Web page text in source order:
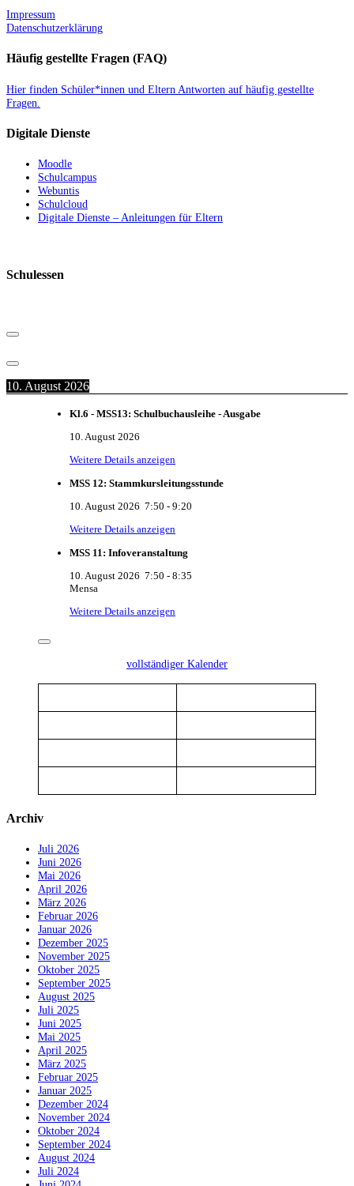
Impressum
Datenschutzerklärung
Häufig gestellte Fragen (FAQ)
Hier finden Schüler*innen und Eltern Antworten auf häufig gestellte
Fragen.
Digitale Dienste
Moodle
Schulcampus
Webuntis
Schulcloud
Digitale Dienste – Anleitungen für Eltern
Schulessen
10. August 2026
Kl.6 - MSS13: Schulbuchausleihe - Ausgabe
10. August 2026
Weitere Details anzeigen
MSS 12: Stammkursleitungsstunde
10. August 2026 7:50 - 9:20
Weitere Details anzeigen
MSS 11: Infoveranstaltung
10. August 2026 7:50 - 8:35
Mensa
Weitere Details anzeigen
vollständiger Kalender
Archiv
Juli 2026
Juni 2026
Mai 2026
April 2026
März 2026
Februar 2026
Januar 2026
Dezember 2025
November 2025
Oktober 2025
September 2025
August 2025
Juli 2025
Juni 2025
Mai 2025
April 2025
März 2025
Februar 2025
Januar 2025
Dezember 2024
November 2024
Oktober 2024
September 2024
August 2024
Juli 2024